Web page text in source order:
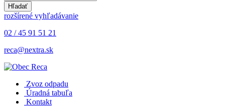
Hľadať
rozšírené vyhľadávanie
02 / 45 91 51 21
reca@nextra.sk
Zvoz odpadu
Úradná tabuľa
Kontakt